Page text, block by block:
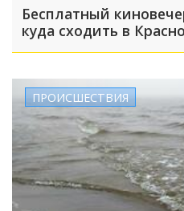
Бесплатный
куда сходить в
ПРОИСШЕСТВИЯ